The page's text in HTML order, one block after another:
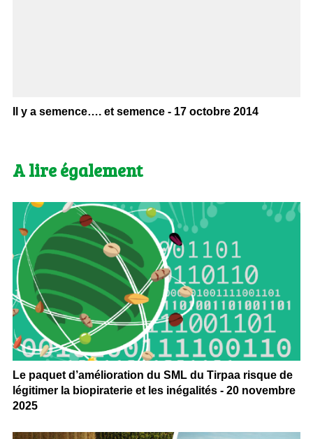
Il y a semence…. et semence - 17 octobre 2014
A lire également
Le paquet d’amélioration du SML du Tirpaa risque de
légitimer la biopiraterie et les inégalités - 20 novembre
2025